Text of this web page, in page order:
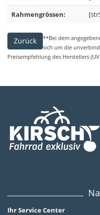
Rahmengrössen:
Zurück
**Bei dem
sich um die
Preisempfehlung des Herstellers
Ihr Service Center